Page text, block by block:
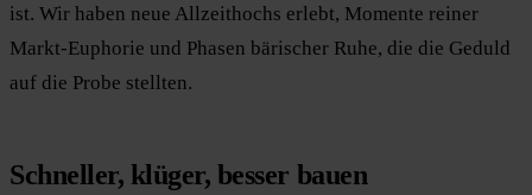
ist. Wir haben neue Allzeithochs erlebt, Momente reiner
Markt-Euphorie und Phasen bärischer Ruhe, die die Geduld
auf die Probe stellten.
Schneller, klüger, besser bauen